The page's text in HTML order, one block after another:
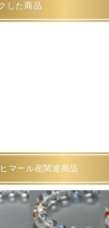
した商品
マール産関連商品